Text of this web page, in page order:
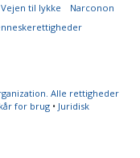
Vejen til lykke
Narconon
Alle rettigheder
for brug • Juridisk